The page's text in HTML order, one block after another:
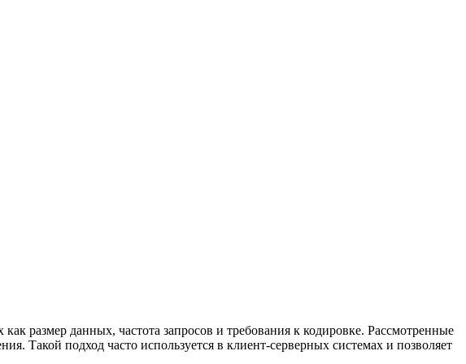
размер данных, частота запросов и требования к кодировке. Рассмотренные
Такой подход часто используется в клиент-серверных системах и позволяет